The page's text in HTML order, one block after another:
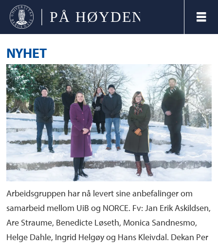
NYHET
Arbeidsgruppen har nå levert sine anbefalinger om
samarbeid mellom UiB og NORCE. Fv: Jan Erik Askildsen,
Are Straume, Benedicte Løseth, Monica Sandnesmo,
Helge Dahle, Ingrid Helgøy og Hans Kleivdal. Dekan Per